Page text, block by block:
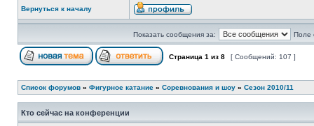
Вернуться к началу
Показать сообщения за: Поле
Страница 1 из 8 [ Сообщений: 107 ]
Список форумов » Фигурное катание » Соревнования и шоу » Сезон 2010/11
Кто сейчас на конференции